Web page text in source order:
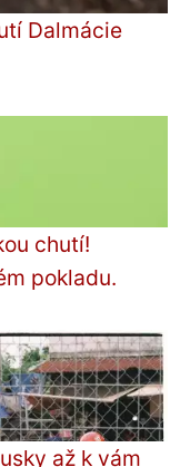
Dalmácie
chutí!
pokladu.
až k vám